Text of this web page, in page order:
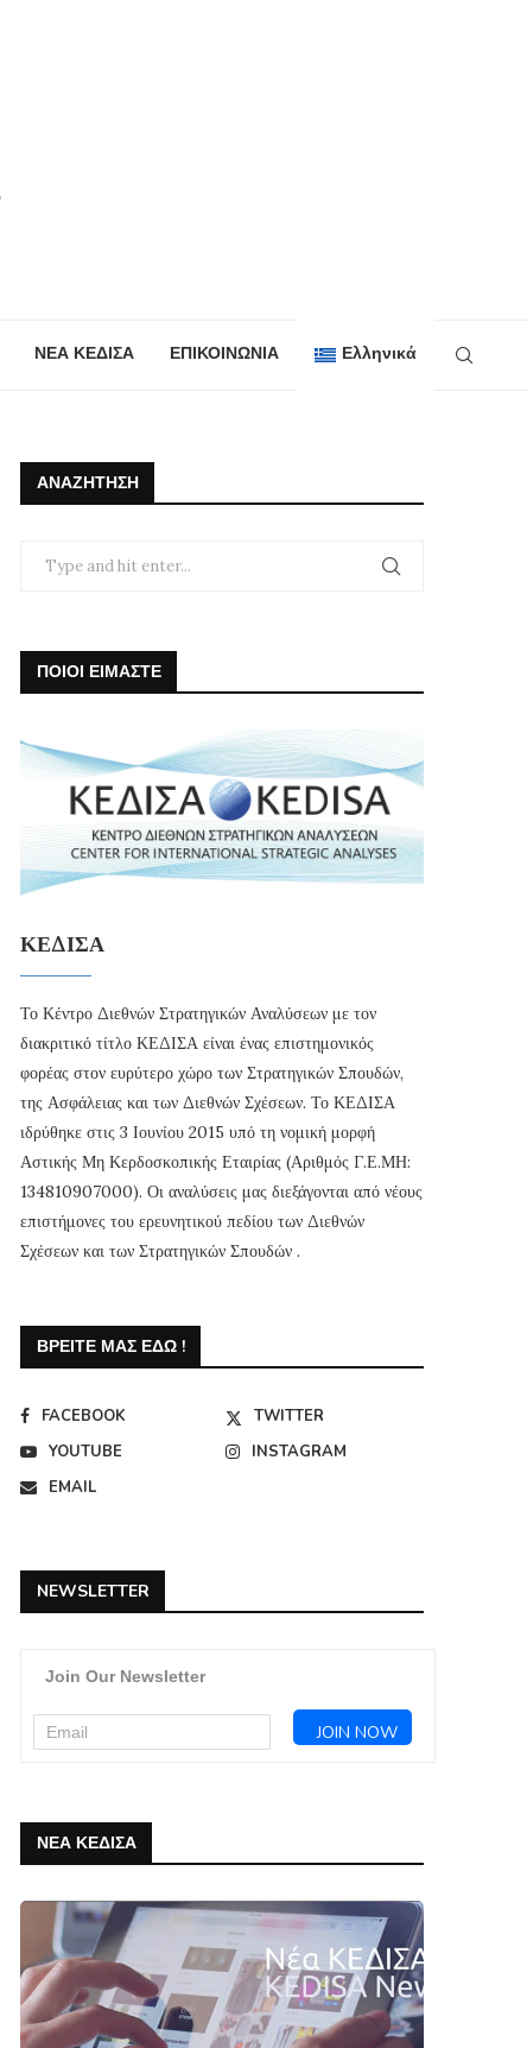
ΝΕΑ ΚΕΔΙΣΑ ΕΠΙΚΟΙΝΩΝΙΑ Ελληνικά
ΑΝΑΖΉΤΗΣΗ
ΠΟΙΟΙ ΕΙΜΑΣΤΕ
ΚΕΔΙΣΑ
Το Κέντρο Διεθνών Στρατηγικών Αναλύσεων με τον
διακριτικό τίτλο ΚΕΔΙΣΑ είναι ένας επιστημονικός
φορέας στον ευρύτερο χώρο των Στρατηγικών Σπουδών,
της Ασφάλειας και των Διεθνών Σχέσεων. Το ΚΕΔΙΣΑ
ιδρύθηκε στις 3 Ιουνίου 2015 υπό τη νομική μορφή
Αστικής Μη Κερδοσκοπικής Εταιρίας (Αριθμός Γ.Ε.ΜΗ:
134810907000). Οι αναλύσεις μας διεξάγονται από νέους
επιστήμονες του ερευνητικού πεδίου των Διεθνών
Σχέσεων και των Στρατηγικών Σπουδών .
ΒΡΕΊΤΕ ΜΑΣ ΕΔΏ !
FACEBOOK
TWITTER
YOUTUBE
INSTAGRAM
EMAIL
NEWSLETTER
Join Our Newsletter
ΝΕΑ ΚΕΔΙΣΑ